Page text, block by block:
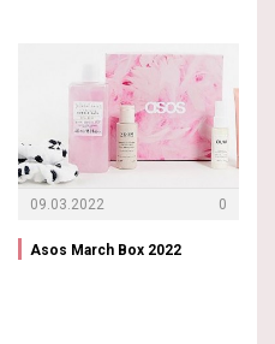
09.03.2022 0
Asos March Box 2022